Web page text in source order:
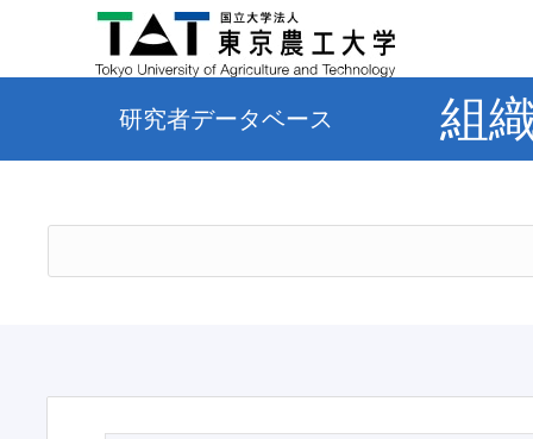
研究者データベース 組